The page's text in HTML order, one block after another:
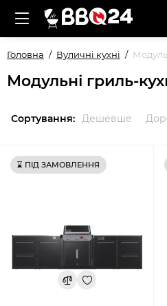
Головна Вуличні кухні
Модульні гриль-
Сортування: Дешевше
⌛ ПІД ЗАМОВЛЕННЯ